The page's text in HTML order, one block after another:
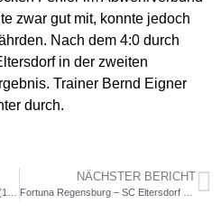
zwar gut mit, konnte jedoch
Nach dem 4:0 durch
in der zweiten
Trainer Bernd Eigner
durch.
NÄCHSTER BERICHT